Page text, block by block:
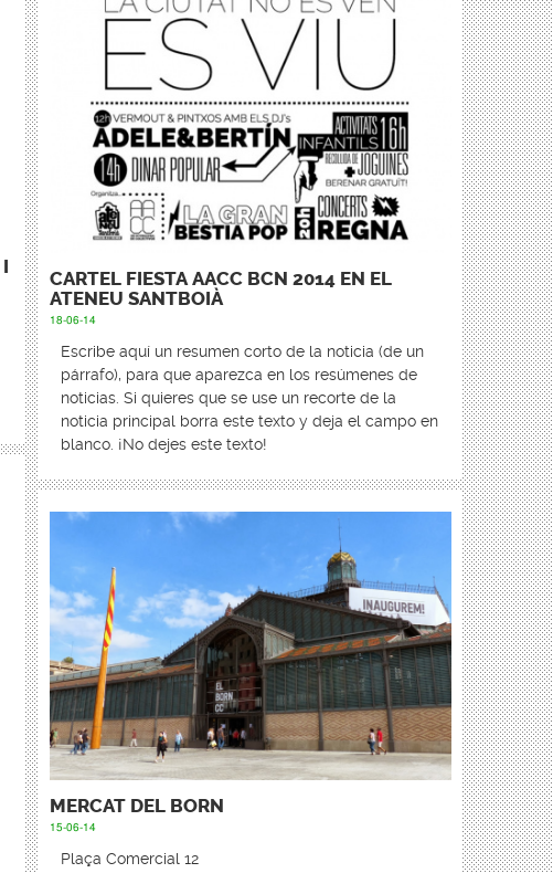
CARTEL FIESTA AACC BCN 2014 EN EL
ATENEU SANTBOIÀ
18-06-14
Escribe aquí un resumen corto de la noticia (de un
párrafo), para que aparezca en los resúmenes de
noticias. Si quieres que se use un recorte de la
noticia principal borra este texto y deja el campo en
blanco. ¡No dejes este texto!
MERCAT DEL BORN
15-06-14
Plaça Comercial 12